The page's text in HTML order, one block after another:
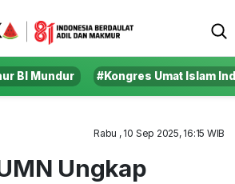
BI Mundur #Kongres Umat Islam
Rabu , 10 Sep 2025, 16:15 WIB
Ungkap